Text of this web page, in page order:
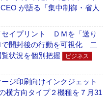
が語る「集中制御・省人
セイプリント ＤＭを「送り
で開封後の行動を可視化 二
状況を個別把握
ビジネス
ジ印刷向けインクジェット
横方向タイプ２機種を７月31